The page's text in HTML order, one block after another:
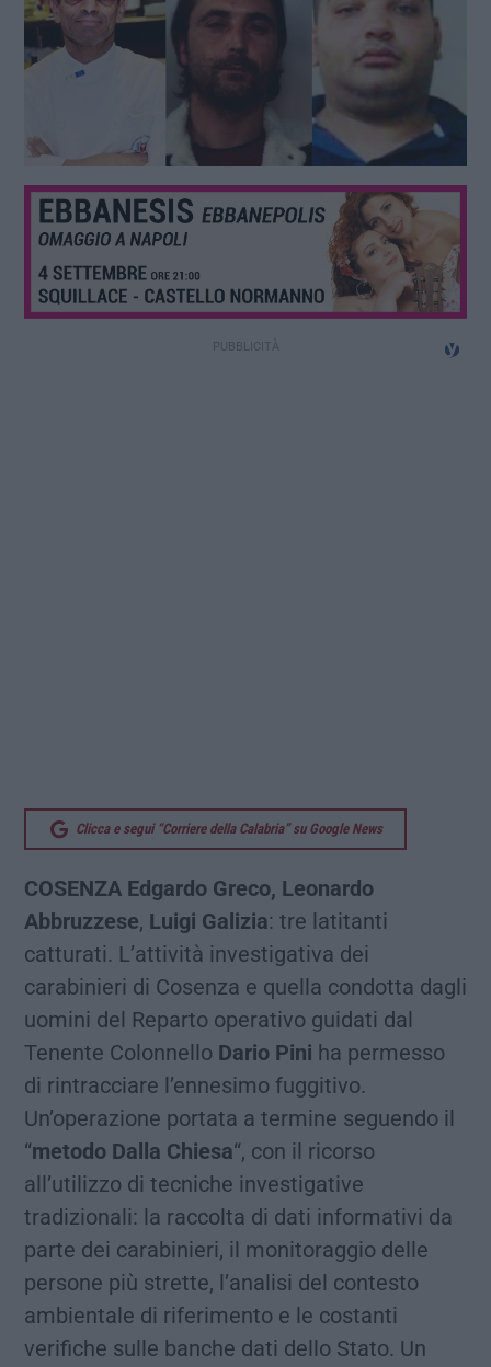
Clicca e segui “Corriere della Calabria” su Google News
COSENZA Edgardo Greco, Leonardo
Abbruzzese, Luigi Galizia: tre latitanti
catturati. L’attività investigativa dei
carabinieri di Cosenza e quella condotta dagli
uomini del Reparto operativo guidati dal
Tenente Colonnello Dario Pini ha permesso
di rintracciare l’ennesimo fuggitivo.
Un’operazione portata a termine seguendo il
“metodo Dalla Chiesa“, con il ricorso
all’utilizzo di tecniche investigative
tradizionali: la raccolta di dati informativi da
parte dei carabinieri, il monitoraggio delle
persone più strette, l’analisi del contesto
ambientale di riferimento e le costanti
verifiche sulle banche dati dello Stato. Un